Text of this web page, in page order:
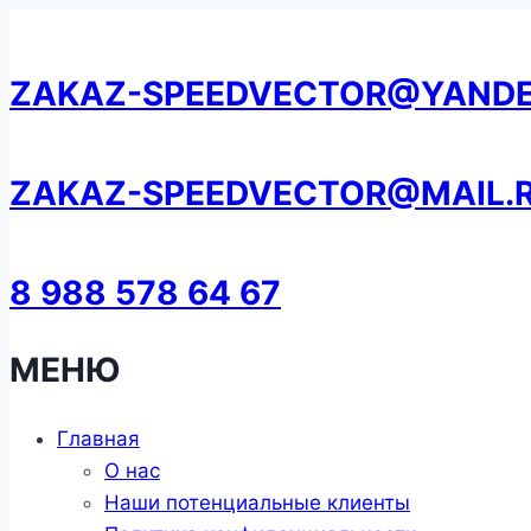
содержанию
ZAKAZ-
ZAKAZ-
8 988 578 64 67
МЕНЮ
Главная
О нас
Наши потенциальные клиенты